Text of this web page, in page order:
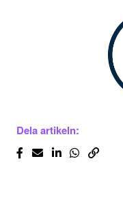
Dela artikeln: